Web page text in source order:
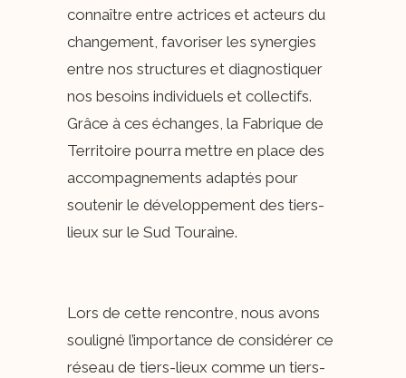
connaître entre actrices et acteurs du
changement, favoriser les synergies
entre nos structures et diagnostiquer
nos besoins individuels et collectifs.
Grâce à ces échanges, la Fabrique de
Territoire pourra mettre en place des
accompagnements adaptés pour
soutenir le développement des tiers-
lieux sur le Sud Touraine.
Lors de cette rencontre, nous avons
souligné l’importance de considérer ce
réseau de tiers-lieux comme un tiers-